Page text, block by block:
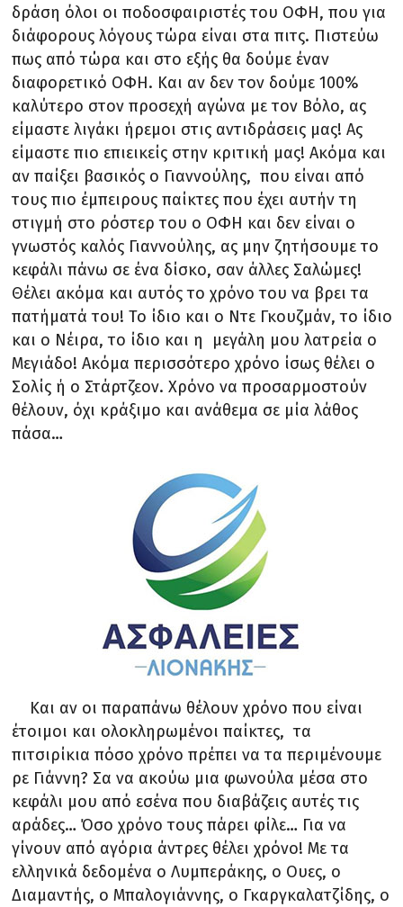
δράση όλοι οι ποδοσφαιριστές του ΟΦΗ, που για
διάφορους λόγους τώρα είναι στα πιτς. Πιστεύω
πως από τώρα και στο εξής θα δούμε έναν
διαφορετικό ΟΦΗ. Και αν δεν τον δούμε 100%
καλύτερο στον προσεχή αγώνα με τον Βόλο, ας
είμαστε λιγάκι ήρεμοι στις αντιδράσεις μας! Ας
είμαστε πιο επιεικείς στην κριτική μας! Ακόμα και
αν παίξει βασικός ο Γιαννούλης, που είναι από
τους πιο έμπειρους παίκτες που έχει αυτήν τη
στιγμή στο ρόστερ του ο ΟΦΗ και δεν είναι ο
γνωστός καλός Γιαννούλης, ας μην ζητήσουμε το
κεφάλι πάνω σε ένα δίσκο, σαν άλλες Σαλώμες!
Θέλει ακόμα και αυτός το χρόνο του να βρει τα
πατήματά του! Το ίδιο και ο Ντε Γκουζμάν, το ίδιο
και ο Νέιρα, το ίδιο και η μεγάλη μου λατρεία ο
Μεγιάδο! Ακόμα περισσότερο χρόνο ίσως θέλει ο
Σολίς ή ο Στάρτζεον. Χρόνο να προσαρμοστούν
θέλουν, όχι κράξιμο και ανάθεμα σε μία λάθος
πάσα…
Και αν οι παραπάνω θέλουν χρόνο που είναι
έτοιμοι και ολοκληρωμένοι παίκτες, τα
πιτσιρίκια πόσο χρόνο πρέπει να τα περιμένουμε
ρε Γιάννη? Σα να ακούω μια φωνούλα μέσα στο
κεφάλι μου από εσένα που διαβάζεις αυτές τις
αράδες… Όσο χρόνο τους πάρει φίλε… Για να
γίνουν από αγόρια άντρες θέλει χρόνο! Με τα
ελληνικά δεδομένα ο Λυμπεράκης, ο Ουες, ο
Διαμαντής, ο Μπαλογιάννης, ο Γκαργκαλατζίδης, ο